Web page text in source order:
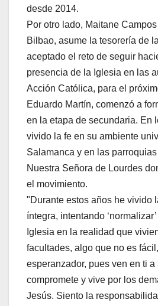
desde 2014.
Por otro lado, Maitane
Bilbao, asume la tesorería de
aceptado el reto de seguir
presencia de la Iglesia en las
Acción Católica, para el
Eduardo Martín, comenzó a
en la etapa de secundaria. En
vivido la fe en su ambiente
Salamanca y en las
Nuestra Señora de Lourdes
el movimiento.
"Durante estos años he vivido
íntegra, intentando
Iglesia en la realidad que
facultades, algo que no es
esperanzador, pues ven en ti
compromete y vive por los
Jesús. Siento la